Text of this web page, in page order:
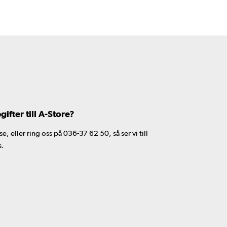
till A-Store?
eller ring oss på 036-37 62 50, så ser vi till